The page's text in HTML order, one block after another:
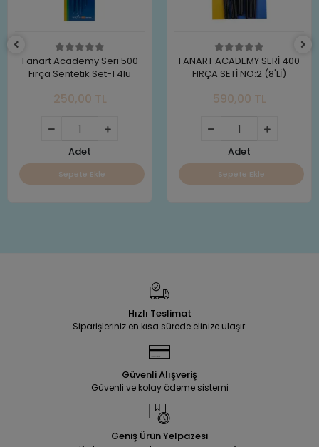
Fanart Academy Seri 500
Fırça Sentetik Set-1 4lü
250,00 TL
Adet
Sepete Ekle
FANART ACADEMY SERİ 400
FIRÇA SETİ NO:2 (8'Lİ)
590,00 TL
Adet
Sepete Ekle
Hızlı Teslimat
Siparişleriniz en kısa sürede elinize ulaşır.
Güvenli Alışveriş
Güvenli ve kolay ödeme sistemi
Geniş Ürün Yelpazesi